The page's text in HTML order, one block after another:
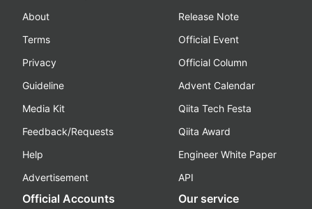
About
Terms
Privacy
Guideline
Media Kit
Feedback/Requests
Help
Advertisement
Release Note
Official Event
Official Column
Advent Calendar
Qiita Tech Festa
Qiita Award
Engineer White Paper
API
Official Accounts Our service